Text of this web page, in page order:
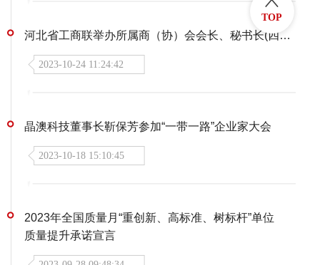
河北省工商联举办所属商（协）会会长、秘书长(四期)专题培训班
2023-10-24 11:24:42
晶澳科技董事长靳保芳参加“一带一路”企业家大会
2023-10-18 15:10:45
2023年全国质量月“重创新、高标准、树标杆”单位
质量提升承诺宣言
TOP